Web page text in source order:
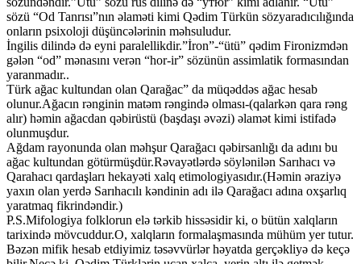
sözü “Od Tanrısı”nın əlaməti kimi Qədim Türkün sözyaradıcılığında
onların psixoloji düşüncələrinin məhsuludur.
İngilis dilində də eyni paralellikdir.”İron”-“ütü” qədim Fironizmdən
gələn “od” mənasını verən “hor-ir” sözünün assimlatik formasından
yaranmadır..
Türk ağac kultundan olan Qarağac” da müqəddəs ağac hesab
olunur.Ağacın rənginin matəm rəngində olması-(qalarkən qara rəng
alır) həmin ağacdan qəbirüstü (başdaşı əvəzi) əlamət kimi istifadə
olunmuşdur.
Ağdam rayonunda olan məhşur Qarağacı qəbirsanlığı da adını bu
ağac kultundan götürmüşdür.Rəvayətlərdə söylənilən Sarıhacı və
Qarahacı qardaşları hekayəti xalq etimologiyasıdır.(Həmin əraziyə
yaxın olan yerdə Sarıhacılı kəndinin adı ilə Qarağacı adına oxşarlıq
yaratmaq fikrindəndir.)
P.S.Mifologiya folklorun elə tərkib hissəsidir ki, o bütün xalqların
tarixində mövcuddur.O, xalqların formalaşmasında mühüm yer tutur.
Bəzən mifik hesab etdiyimiz təsəvvürlər həyatda gerçəkliyə də keçə